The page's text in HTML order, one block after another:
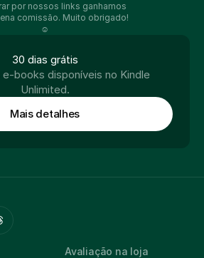
por nossos links ganhamos
comissão. Muito obrigado!
☺️
30 dias grátis
books disponíveis no Kindle
Unlimited.
Mais detalhes
Avaliação na loja